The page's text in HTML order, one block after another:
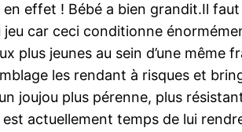
en effet ! Bébé a bien grandit.Il
car ceci conditionne
plus jeunes au sein d’une même
les rendant à risques et
joujou plus pérenne, plus
actuellement temps de lui